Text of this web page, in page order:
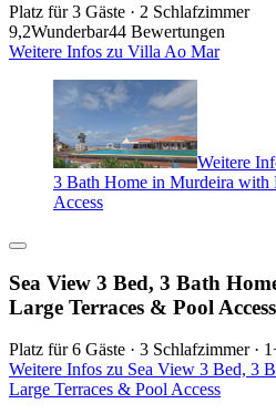
Platz für 3 Gäste · 2 Schlafzimmer
9,2Wunderbar44 Bewertungen
Weitere Infos zu Villa Ao Mar
Weitere
3 Bath Home in Murdeira with
Access
Sea View 3 Bed, 3 Bath
Large Terraces & Pool Access
Platz für 6 Gäste · 3 Schlafzimmer ·
Weitere Infos zu Sea View 3 Bed, 3
Large Terraces & Pool Access